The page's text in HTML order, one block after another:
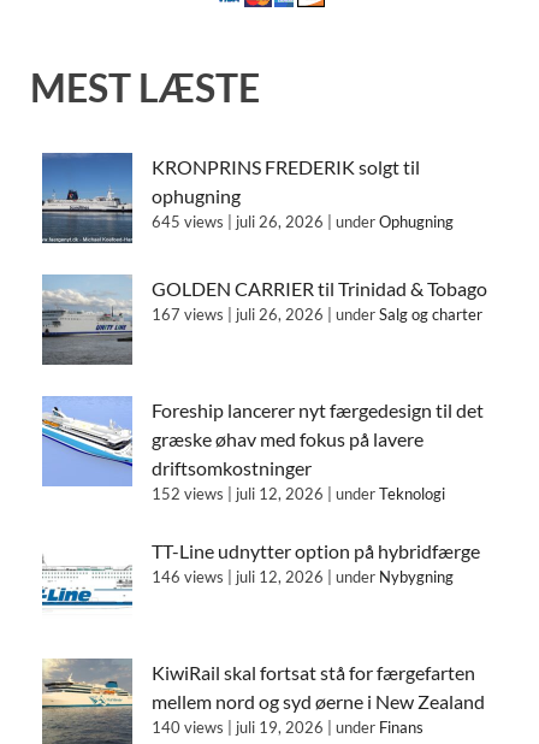
MEST LÆSTE
KRONPRINS FREDERIK solgt til
ophugning
645 views | juli 26, 2026 | underOphugning
GOLDEN CARRIER til Trinidad & Tobago
167 views | juli 26, 2026 | underSalg og charter
Foreship lancerer nyt færgedesign til det
græske øhav med fokus på lavere
driftsomkostninger
152 views | juli 12, 2026 | underTeknologi
TT-Line udnytter option på hybridfærge
146 views | juli 12, 2026 | under Nybygning
KiwiRail skal fortsat stå for færgefarten
mellem nord og syd øerne i New Zealand
140 views | juli 19, 2026 | under Finans